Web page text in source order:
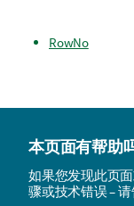
RowNo
本页面有帮助
如果您发现此页
骤或技术错误 – 请